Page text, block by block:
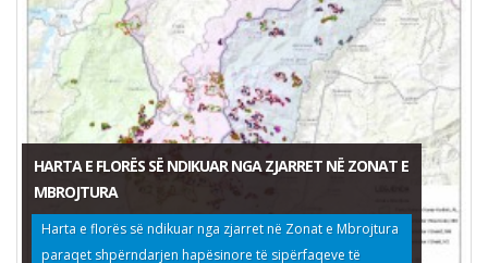
HARTA E FLORËS SË NDIKUAR NGA ZJARRET NË ZONAT E
MBROJTURA
Harta e florës së ndikuar nga zjarret në Zonat e Mbrojtura
paraqet shpërndarjen hapësinore të sipërfaqeve të